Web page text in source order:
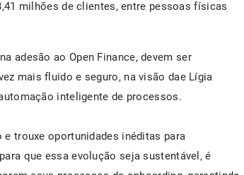
milhões de clientes, entre pessoas físicas
adesão ao Open Finance, devem ser
mais fluido e seguro, na visão dae Lígia
inteligente de processos.
e trouxe oportunidades inéditas para
que essa evolução seja sustentável, é